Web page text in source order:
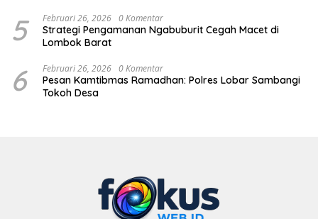
5 Februari 26, 2026 0 Komentar
Strategi Pengamanan Ngabuburit Cegah Macet di
Lombok Barat
6 Februari 26, 2026 0 Komentar
Pesan Kamtibmas Ramadhan: Polres Lobar Sambangi
Tokoh Desa